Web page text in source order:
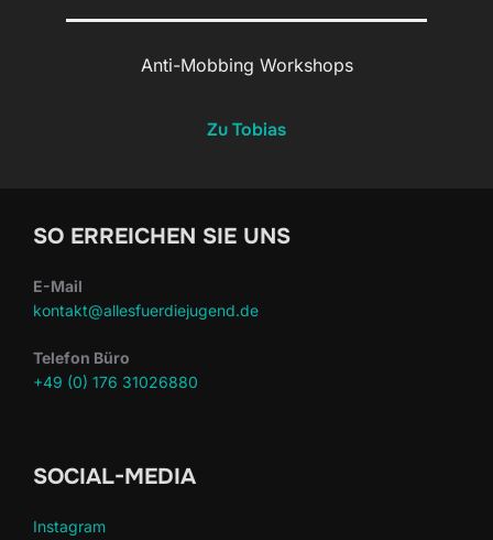
Anti-Mobbing Workshops
Zu Tobias
SO ERREICHEN SIE UNS
E-Mail
kontakt@allesfuerdiejugend.de
Telefon Büro
+49 (0) 176 31026880
SOCIAL-MEDIA
Instagram